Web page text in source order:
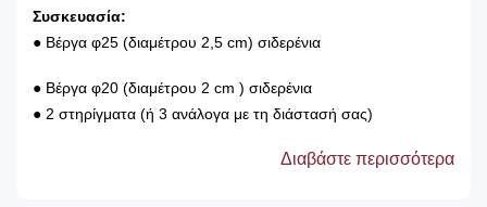
Συσκευασία:
● Βέργα φ25 (διαμέτρου 2,5 cm) σιδερένια
● Βέργα φ20 (διαμέτρου 2 cm ) σιδερένια
● 2 στηρίγματα (ή 3 ανάλογα με τη διάστασή σας)
στο εσωτερικό τους μέρος πλαστική επένδυση)Διαβάστε περισσότερα